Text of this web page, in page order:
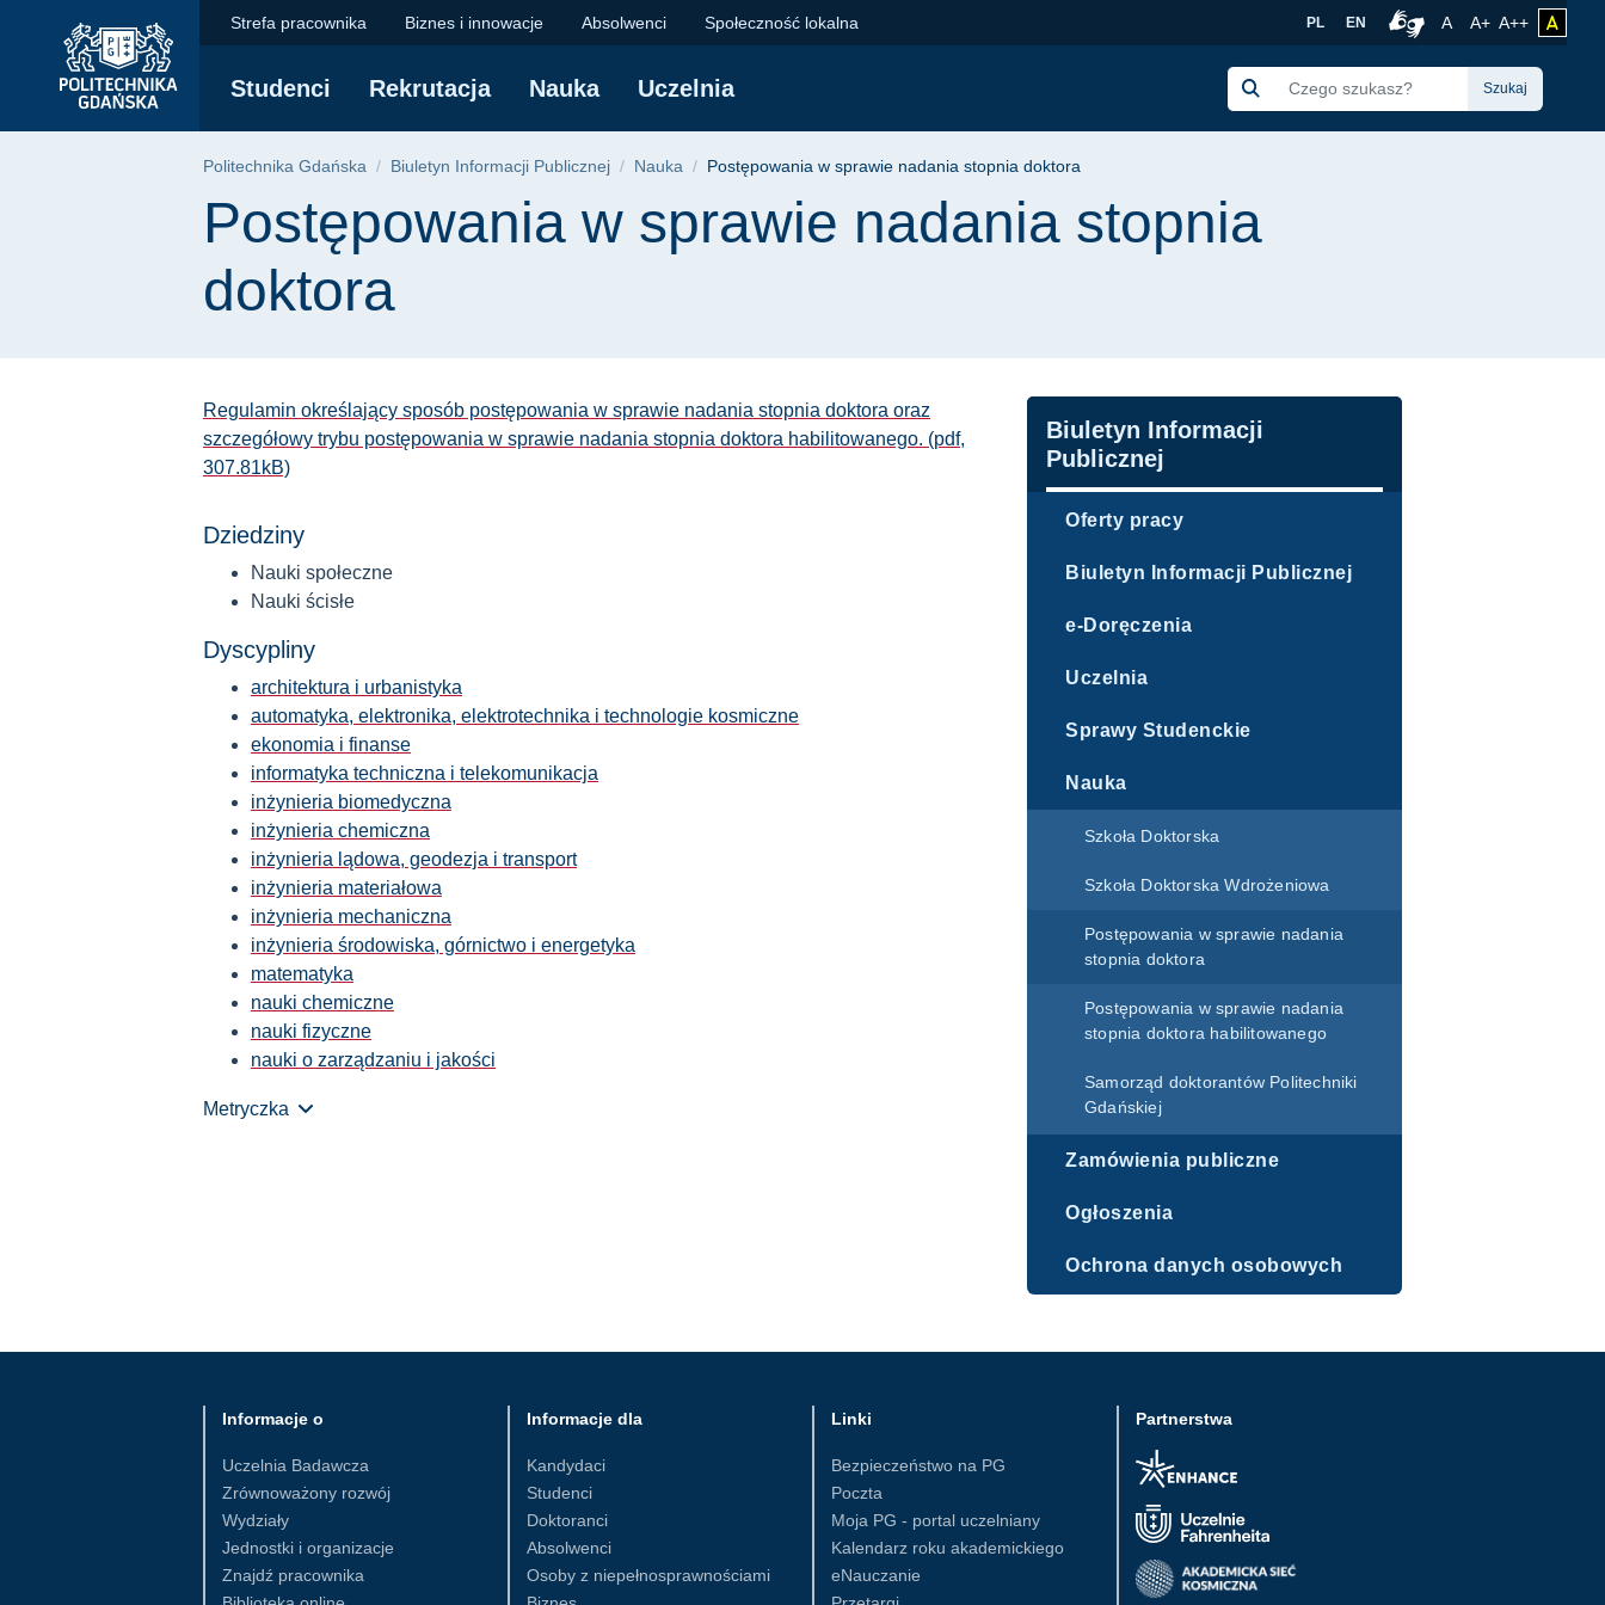
głównego
wyszukiwarki
Postępowania w sprawie nadania stopnia doktora |
Strefa pracownika Biznes i innowacje Absolwenci Społeczność lokalna PL EN ARozmiar czcionki
A+Czcionka
A++Czcionka
Studenci Rekrutacja Nauka Uczelnia Szukaj
Ścieżka nawigacyjna
Politechnika Gdańska Biuletyn Informacji Publicznej Nauka Postępowania w sprawie nadania stopnia doktora
Treść strony
Postępowania w sprawie nadania stopnia
doktora
Nawigacja
Biuletyn Informacji
Publicznej
Oferty pracy
Biuletyn Informacji Publicznej
e-Doręczenia
Uczelnia
Sprawy Studenckie
Nauka
Szkoła Doktorska
Szkoła Doktorska Wdrożeniowa
Postępowania w sprawie nadania
stopnia doktora
Postępowania w sprawie nadania
stopnia doktora habilitowanego
Samorząd doktorantów Politechniki
Gdańskiej
Zamówienia publiczne
Ogłoszenia
Ochrona danych osobowych
Regulamin określający sposób postępowania w sprawie nadania stopnia doktora oraz
szczegółowy trybu postępowania w sprawie nadania stopnia doktora habilitowanego. (pdf,
307.81kB)
Dziedziny
Nauki społeczne
Nauki ścisłe
Dyscypliny
architektura i urbanistyka
automatyka, elektronika, elektrotechnika i technologie kosmiczne
ekonomia i finanse
informatyka techniczna i telekomunikacja
inżynieria biomedyczna
inżynieria chemiczna
inżynieria lądowa, geodezja i transport
inżynieria materiałowa
inżynieria mechaniczna
inżynieria środowiska, górnictwo i energetyka
matematyka
nauki chemiczne
nauki fizyczne
nauki o zarządzaniu i jakości
Metryczka
Partnerstwa
Informacje o
Uczelnia Badawcza
Zrównoważony rozwój
Wydziały
Jednostki i organizacje
Znajdź pracownika
Informacje dla
Kandydaci
Studenci
Doktoranci
Absolwenci
Osoby z niepełnosprawnościami
Linki
Bezpieczeństwo na PG
Poczta
Moja PG - portal uczelniany
Kalendarz roku akademickiego
eNauczanie